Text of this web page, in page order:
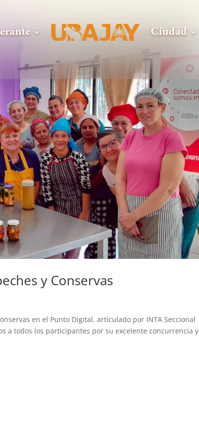
Ciudad
y Conservas
en el Punto Digital, artículado por INTA Seccional
a todos los participantes por su excelente concurrencia y